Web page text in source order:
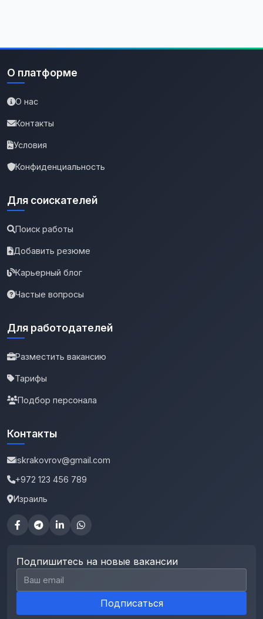
О платформе
О нас
Контакты
Условия
Конфиденциальность
Для соискателей
Поиск работы
Добавить резюме
Карьерный блог
Частые вопросы
Для работодателей
Разместить вакансию
Тарифы
Подбор персонала
Контакты
iskrakovrov@gmail.com
+972 123 456 789
Израиль
Подпишитесь на новые вакансии
Email для подписки
Подписаться